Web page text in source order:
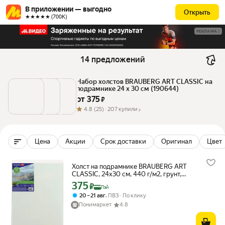
В приложении — выгодно
★★★★★ (700К)
Открыть
РЕКЛАМА
14 предложений
Набор холстов BRAUBERG ART CLASSIC на
подрамнике 24 х 30 см (190644)
от 375 ₽
4.8 (25) · 207 купили
Цена Акции Срок доставки Оригинал Цвет
Холст на подрамнике BRAUBERG ART
CLASSIC, 24х30 см, 440 г/м2, грунт,
100% хлопок, крупное зерно, 190644
Цена с картой Яндекс Пэй 375 ₽ вместо
375₽ Пэй
20 – 21 авг, ПВЗ
По клику
Понимаркет
4.8